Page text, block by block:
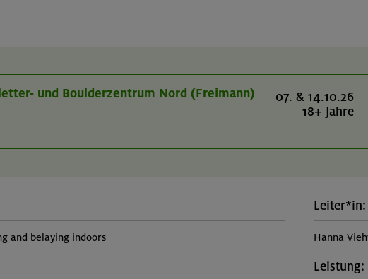
und Boulderzentrum Nord (Freimann)
07. & 14.10.26
18+ Jahre
and belaying indoors
Leiter*in:
Hanna
Leistung: